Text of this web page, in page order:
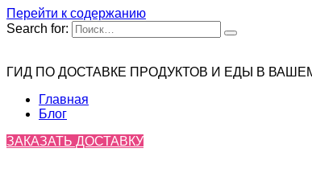
Перейти к содержанию
Search for:
ГИД ПО ДОСТАВКЕ ПРОДУКТОВ И ЕДЫ В
Главная
Блог
ЗАКАЗАТЬ ДОСТАВКУ